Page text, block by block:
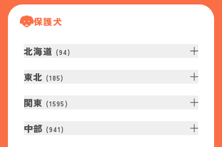
保護犬
北海道 (94)
東北 (185)
関東 (1595 )
中部 (941 )